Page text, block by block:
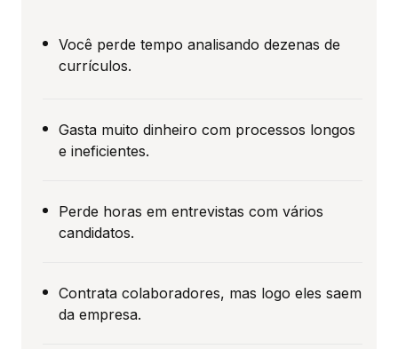
Você perde tempo analisando dezenas de
currículos.
Gasta muito dinheiro com processos longos
e ineficientes.
Perde horas em entrevistas com vários
candidatos.
Contrata colaboradores, mas logo eles saem
da empresa.